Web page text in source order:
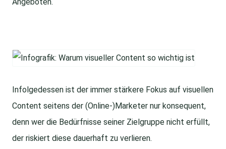
Angeboten.
Infolgedessen ist der immer stärkere Fokus auf visuellen
Content seitens der (Online-)Marketer nur konsequent,
denn wer die Bedürfnisse seiner Zielgruppe nicht erfüllt,
der riskiert diese dauerhaft zu verlieren.